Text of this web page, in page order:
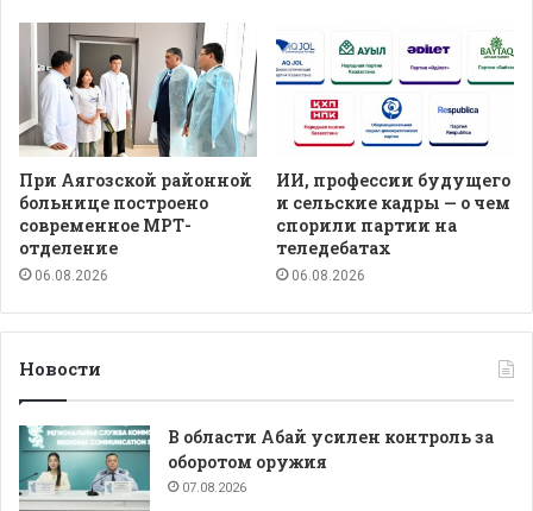
При Аягозской районной
больнице построено
современное МРТ-
отделение
06.08.2026
ИИ, профессии будущего
и сельские кадры — о чем
спорили партии на
теледебатах
06.08.2026
Новости
В области Абай усилен контроль за
оборотом оружия
07.08.2026